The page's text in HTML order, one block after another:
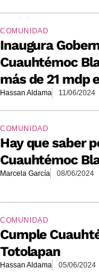
COMUNIDAD
Inaugura
Cuauhtémoc
más de 21 mdp
Hassan Aldama 11/06/2024
COMUNIDAD
Hay que saber
Cuauhtémoc
Marcela García 08/06/2024
COMUNIDAD
Cumple
Totolapan
Hassan Aldama 05/06/2024